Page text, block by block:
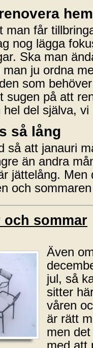
man får
nog lägga
Ska man
ju ordna
som
sugen på att
del själva,
så lång
så att janauri
än andra
jättelång.
och
sommar
Även
jul, så
sitter
våren
är rätt
men